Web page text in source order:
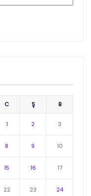
C Ş B
1 2 3
8 9 10
15 16 17
22 23 24